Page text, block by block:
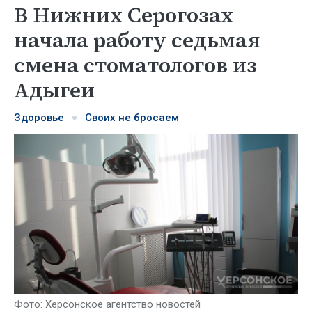
В Нижних Серогозах
начала работу седьмая
смена стоматологов из
Адыгеи
Здоровье Своих не бросаем
Фото: Херсонское агентство новостей